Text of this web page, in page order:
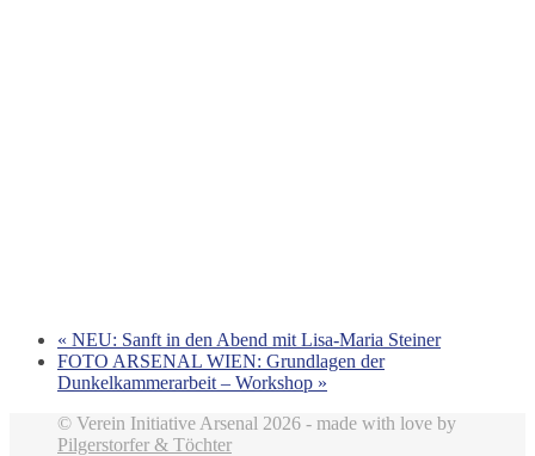
« NEU: Sanft in den Abend mit Lisa-Maria Steiner
FOTO ARSENAL WIEN: Grundlagen der
Dunkelkammerarbeit – Workshop »
© Verein Initiative Arsenal 2026 - made with love by
Pilgerstorfer & Töchter